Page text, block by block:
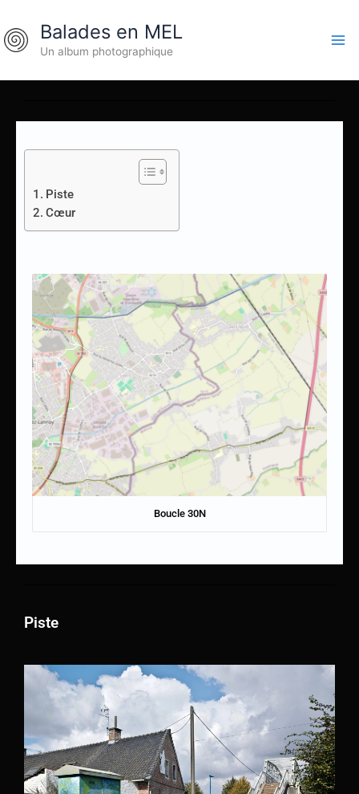
au
contenu
Balades en MEL
Un album photographique
Piste
Cœur
Boucle 30N
Piste